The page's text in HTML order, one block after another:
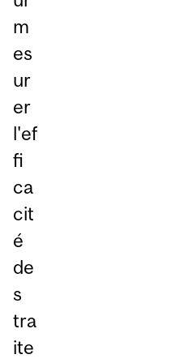
m
es
ur
er
l'ef
fi
ca
cit
é
de
s
tra
ite